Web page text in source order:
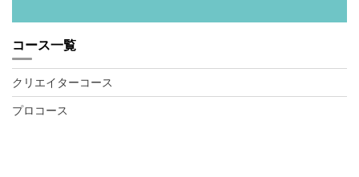
コース一覧
クリエイターコース
プロコース